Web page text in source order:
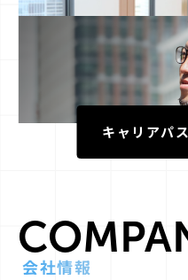
キャリアパ
会社情報